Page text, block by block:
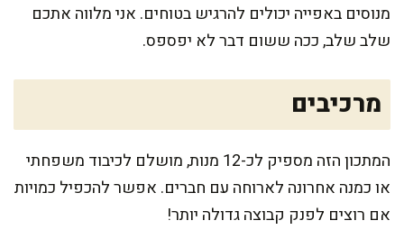
מנוסים באפייה יכולים להרגיש בטוחים. אני מלווה אתכם
שלב שלב, ככה ששום דבר לא יפספס.
מרכיבים
המתכון הזה מספיק לכ-12 מנות, מושלם לכיבוד משפחתי
או כמנה אחרונה לארוחה עם חברים. אפשר להכפיל כמויות
אם רוצים לפנק קבוצה גדולה יותר!